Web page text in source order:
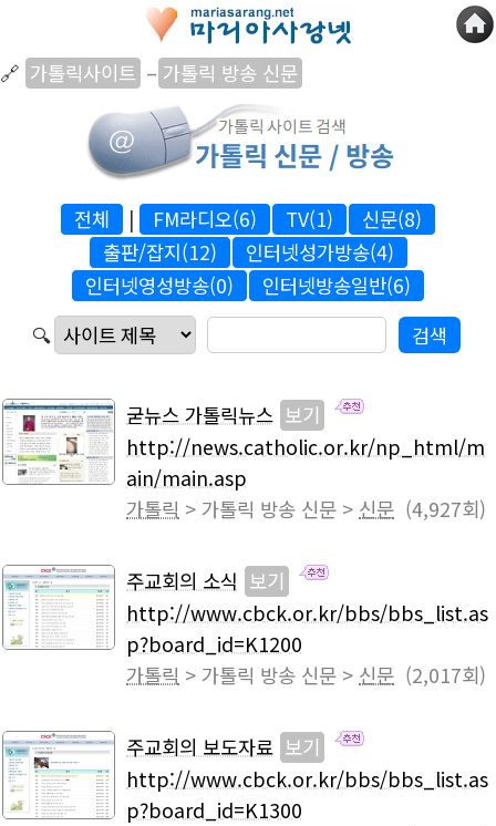
🔗 가톨릭사이트 – 가톨릭 방송 신문
전체 | FM라디오(6) TV(1)
신문(8)
출판/잡지(12)
인터넷성가방송(4)
인터넷영성방송(0)
인터넷방송일반(6)
🔍
굳뉴스 가톨릭뉴스 보기
http://news.catholic.or.kr/np_html/m
ain/main.asp
가톨릭 > 가톨릭 방송 신문 > 신문 (4,927회)
주교회의 소식 보기
http://www.cbck.or.kr/bbs/bbs_list.as
p?board_id=K1200
가톨릭 > 가톨릭 방송 신문 > 신문 (2,017회)
주교회의 보도자료 보기
http://www.cbck.or.kr/bbs/bbs_list.as
p?board_id=K1300